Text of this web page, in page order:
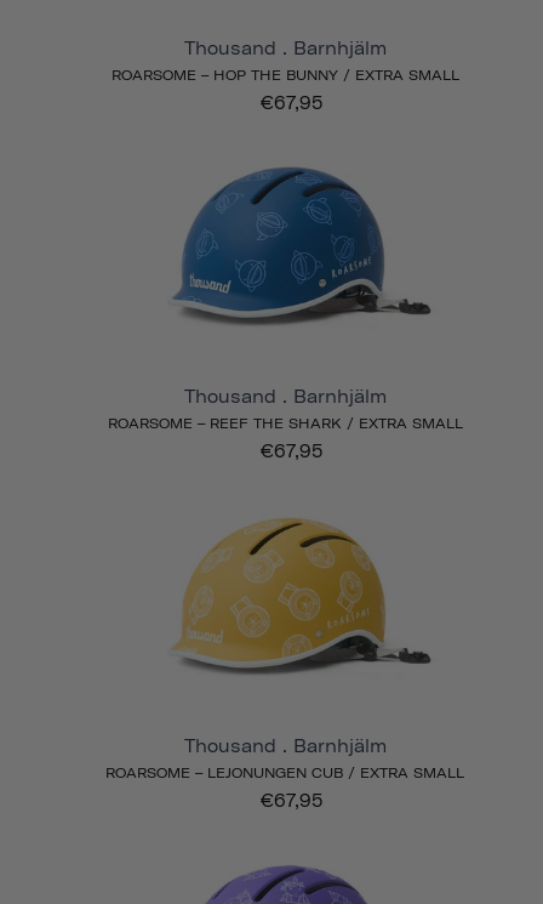
Thousand . Barnhjälm
ROARSOME – HOP THE BUNNY / EXTRA SMALL
€67,95
Thousand . Barnhjälm
ROARSOME – REEF THE SHARK / EXTRA SMALL
€67,95
Thousand . Barnhjälm
ROARSOME – LEJONUNGEN CUB / EXTRA SMALL
€67,95